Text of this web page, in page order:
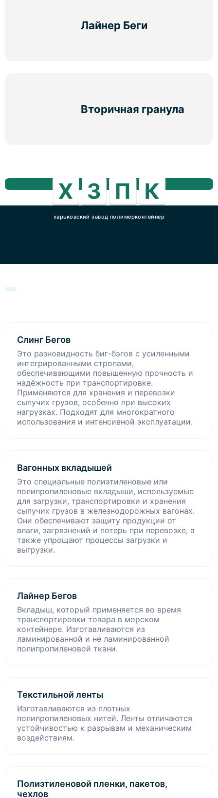
Лайнер Беги
Вторичная гранула
харьковский завод полимерконтейнер
Слинг Бегов
Это разновидность биг-бэгов с усиленными
интегрированными стропами,
обеспечивающими повышенную прочность и
надёжность при транспортировке.
Применяются для хранения и перевозки
сыпучих грузов, особенно при высоких
нагрузках. Подходят для многократного
использования и интенсивной эксплуатации.
Вагонных вкладышей
Это специальные полиэтиленовые или
полипропиленовые вкладыши, используемые
для загрузки, транспортировки и хранения
сыпучих грузов в железнодорожных вагонах.
Они обеспечивают защиту продукции от
влаги, загрязнений и потерь при перевозке, а
также упрощают процессы загрузки и
выгрузки.
Лайнер Бегов
Вкладыш, который применяется во время
транспортировки товара в морском
контейнере. Изготавливаются из
ламинированной и не ламинированной
полипропиленовой ткани.
Текстильной ленты
Изготавливаются из плотных
полипропиленовых нитей. Ленты отличаются
устойчивостью к разрывам и механическим
воздействиям.
Полиэтиленовой пленки, пакетов,
чехлов